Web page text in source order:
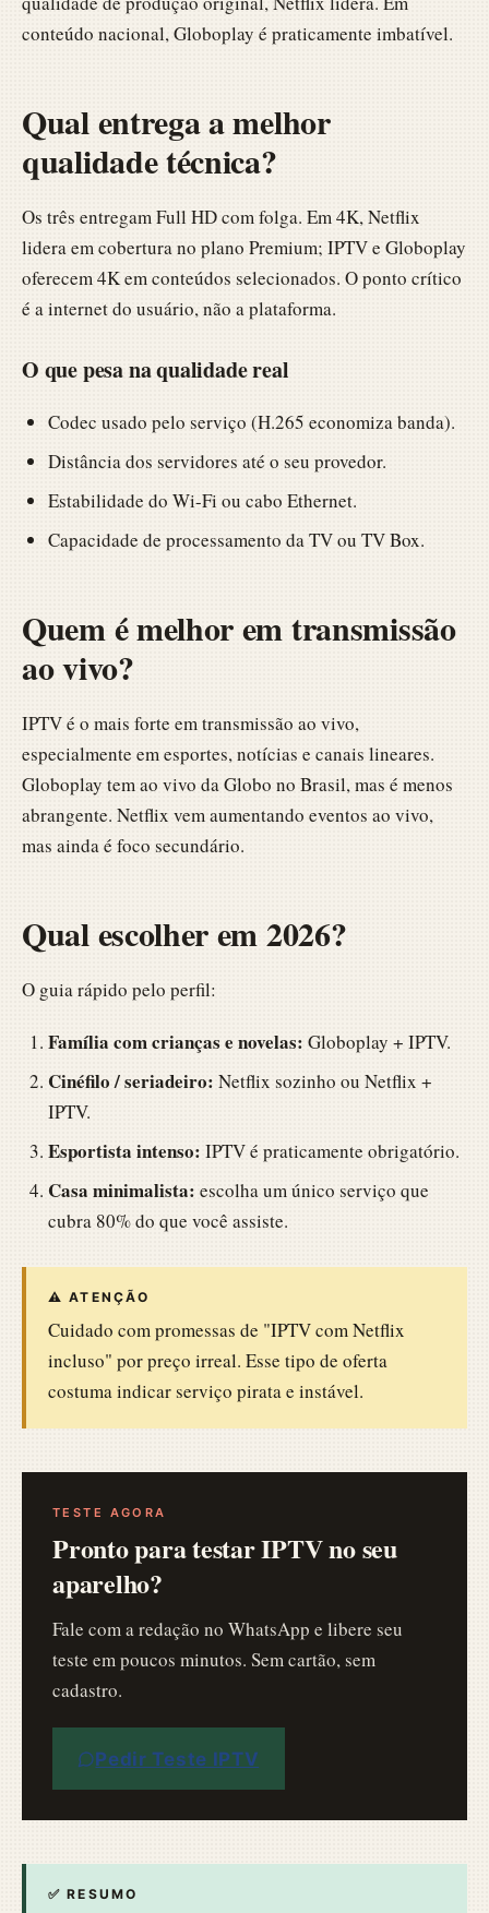
conteúdo nacional, Globoplay é praticamente imbatível.
Qual entrega a melhor
qualidade técnica?
Os três entregam Full HD com folga. Em 4K, Netflix
lidera em cobertura no plano Premium; IPTV e Globoplay
oferecem 4K em conteúdos selecionados. O ponto crítico
é a internet do usuário, não a plataforma.
O que pesa na qualidade real
Codec usado pelo serviço (H.265 economiza banda).
Distância dos servidores até o seu provedor.
Estabilidade do Wi-Fi ou cabo Ethernet.
Capacidade de processamento da TV ou TV Box.
Quem é melhor em transmissão
ao vivo?
IPTV é o mais forte em transmissão ao vivo,
especialmente em esportes, notícias e canais lineares.
Globoplay tem ao vivo da Globo no Brasil, mas é menos
abrangente. Netflix vem aumentando eventos ao vivo,
mas ainda é foco secundário.
Qual escolher em 2026?
O guia rápido pelo perfil:
Família com crianças e novelas: Globoplay + IPTV.
Cinéfilo / seriadeiro: Netflix sozinho ou Netflix +
IPTV.
Esportista intenso: IPTV é praticamente obrigatório.
Casa minimalista: escolha um único serviço que
cubra 80% do que você assiste.
⚠️ ATENÇÃO
Cuidado com promessas de "IPTV com Netflix
incluso" por preço irreal. Esse tipo de oferta
costuma indicar serviço pirata e instável.
TESTE AGORA
Pronto para testar IPTV no seu
aparelho?
Fale com a redação no WhatsApp e libere seu
teste em poucos minutos. Sem cartão, sem
cadastro.
Pedir Teste IPTV
✅ RESUMO